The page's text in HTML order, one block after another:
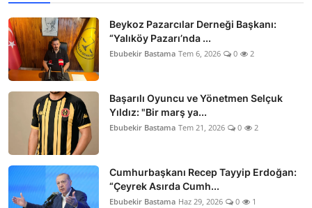
Beykoz Pazarcılar Derneği Başkanı:
“Yalıköy Pazarı’nda ...
Ebubekir Bastama Tem 6, 2026 0 2
Başarılı Oyuncu ve Yönetmen Selçuk
Yıldız: "Bir marş ya...
Ebubekir Bastama Tem 21, 2026 0 2
Cumhurbaşkanı Recep Tayyip Erdoğan:
“Çeyrek Asırda Cumh...
Ebubekir Bastama Haz 29, 2026 0 1